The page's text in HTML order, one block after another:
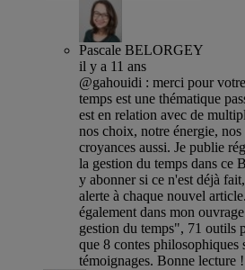
Pascale BELORGEY
il y a 11 ans
@gahouidi : merci pour
temps est une thématique
est en relation avec de
nos choix, notre énergie,
croyances aussi. Je publie
la gestion du temps dans ce
y abonner si ce n'est déjà
alerte à chaque nouvel
également dans mon
gestion du temps", 71 outils
que 8 contes philosophiques
témoignages. Bonne lecture !